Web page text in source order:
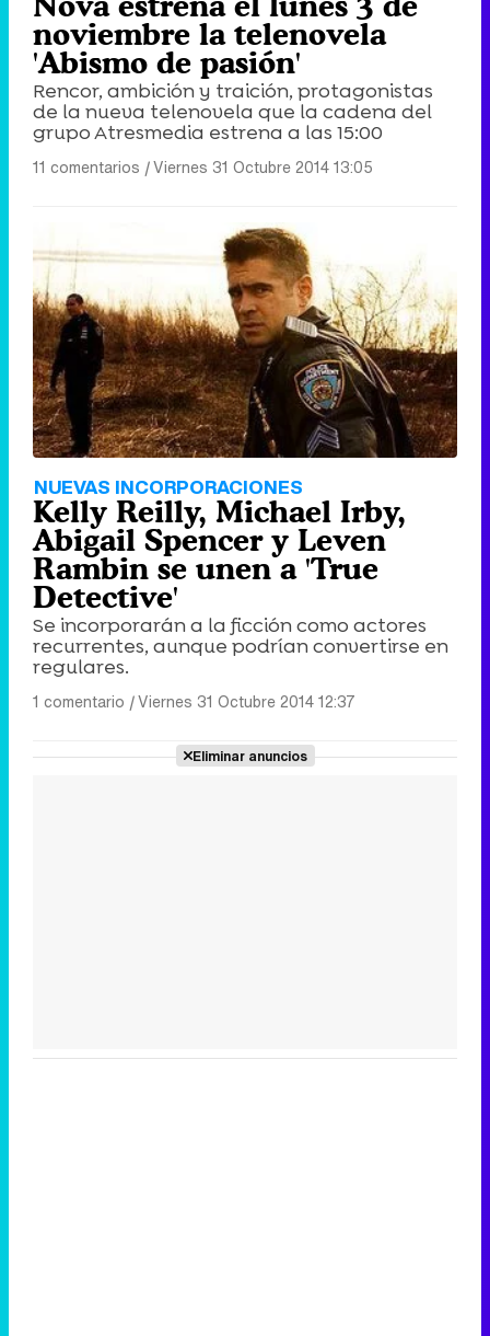
noviembre la telenovela
'Abismo de pasión'
Rencor, ambición y traición, protagonistas
de la nueva telenovela que la cadena del
grupo Atresmedia estrena a las 15:00
11 comentarios |Viernes 31 Octubre 2014 13:05
NUEVAS INCORPORACIONES
Kelly Reilly, Michael Irby,
Abigail Spencer y Leven
Rambin se unen a 'True
Detective'
Se incorporarán a la ficción como actores
recurrentes, aunque podrían convertirse en
regulares.
1 comentario |Viernes 31 Octubre 2014 12:37
Eliminar anuncios